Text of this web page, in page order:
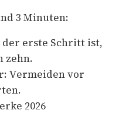
3 Minuten:
erste Schritt ist,
zehn.
Vermeiden vor
2026